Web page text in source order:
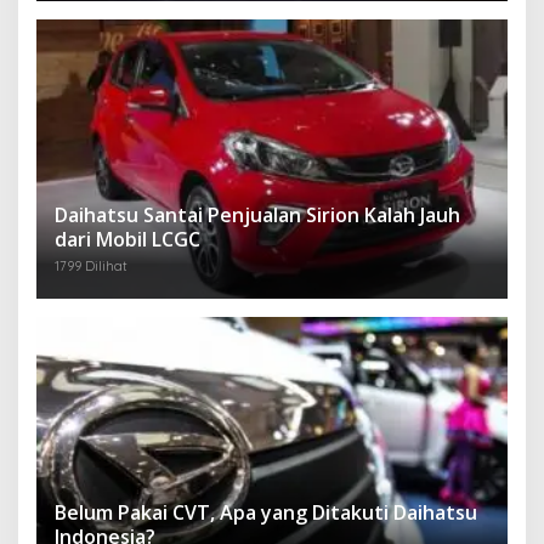
Daihatsu Santai Penjualan Sirion Kalah Jauh
dari Mobil LCGC
1799 Dilihat
Belum Pakai CVT, Apa yang Ditakuti Daihatsu
Indonesia?